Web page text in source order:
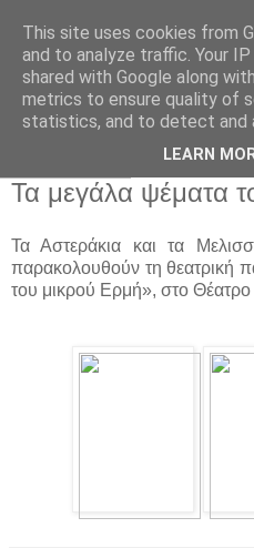
Παιδικός
Τα μεγάλα ψέματα
Τα Αστεράκια και τα
παρακολουθούν τη θεατρική
του μικρού Ερμή», στο Θέατρο
This site uses cookies from
and to analyze traffic. Your
shared with Google along
metrics to ensure quality of
statistics, and to detect and
LEARN